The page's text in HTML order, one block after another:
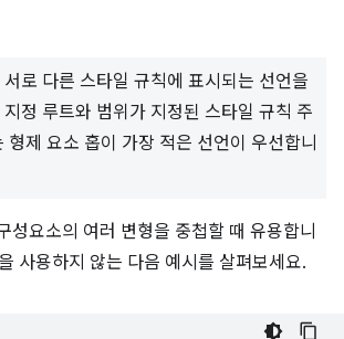
로 다른 스타일 규칙에 표시되는 선언을
정 루트와 범위가 지정된 스타일 규칙 주
형제 요소 홉이 가장 적은 선언이 우선합니
성요소의 여러 변형을 중첩할 때 유용합니
을 사용하지 않는 다음 예시를 살펴보세요.